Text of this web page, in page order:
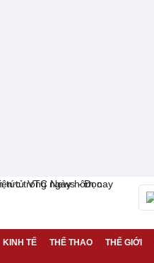
KINH TẾ THỂ THAO THẾ GIỚI